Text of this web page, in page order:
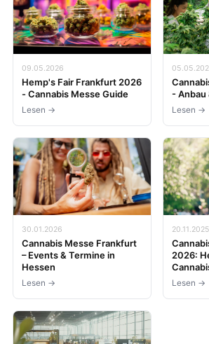
09.05.2026
Hemp's Fair Frankfurt 2026
- Cannabis Messe Guide
Lesen →
- Anbau
Lesen →
30.01.2026
Cannabis Messe Frankfurt
– Events & Termine in
Hessen
Lesen →
20.11.2025
2026:
Lesen →